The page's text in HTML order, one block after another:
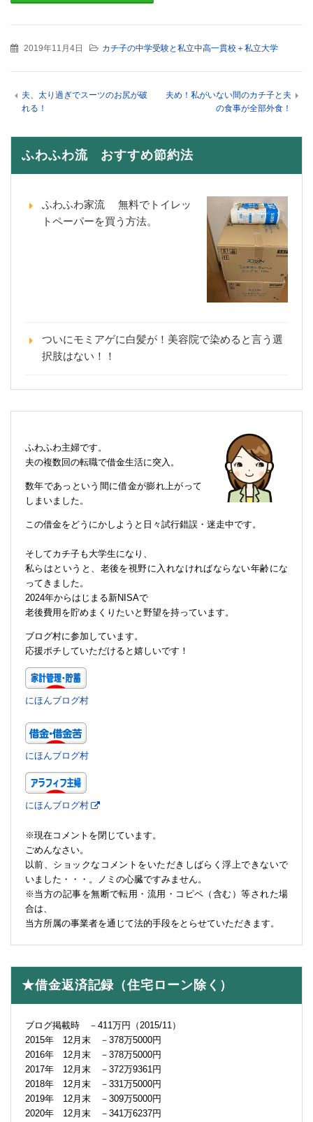
2019年11月4日 カチ子の中学受験と私立中高一貫校＋私立大学
夫、太り過ぎでスーツのお尻が破
れる！
夫め！私がいない間のカチ子と夫
の食事が全部外食！
ふわふわ流 おすすめ節約法
ふわふわ家流 無料でトイレッ
トペーパーを買う方法。
ついにモミアゲに白髪が！美容院で染めると言う選
択肢はない！！
ふわふわ主婦です。
夫の複数回の転職で借金生活に突入。
数年であっという間に借金が膨れ上がって
しまいました。
この借金をどうにかしようと日々試行錯誤・迷走中です。
そしてカチ子も大学生になり、
私らはというと、老後を視野に入れなければならない年齢にな
ってきました。
2024年からはじまる新NISAで
老後費用を貯めまくりたいと野望を持っています。
ブログ村に参加しています。
応援ポチしていただけると嬉しいです！
にほんブログ村
にほんブログ村
にほんブログ村
※現在コメントを閉じています。
ごめんなさい。
以前、ショックなコメントをいただきしばらく浮上できないで
いました・・・。ノミの心臓ですみません。
※当方の記事を無断で転用・流用・コピペ（含む）等された場
合は、
当方所属の事業者を通じて法的手段をとらせていただきます。
★借金返済記録（住宅ローン除く）
ブログ掲載時 －411万円（2015/11）
2015年 12月末 －378万5000円
2016年 12月末 －378万5000円
2017年 12月末 －372万9361円
2018年 12月末 －331万5000円
2019年 12月末 －309万5000円
2020年 12月末 －341万6237円